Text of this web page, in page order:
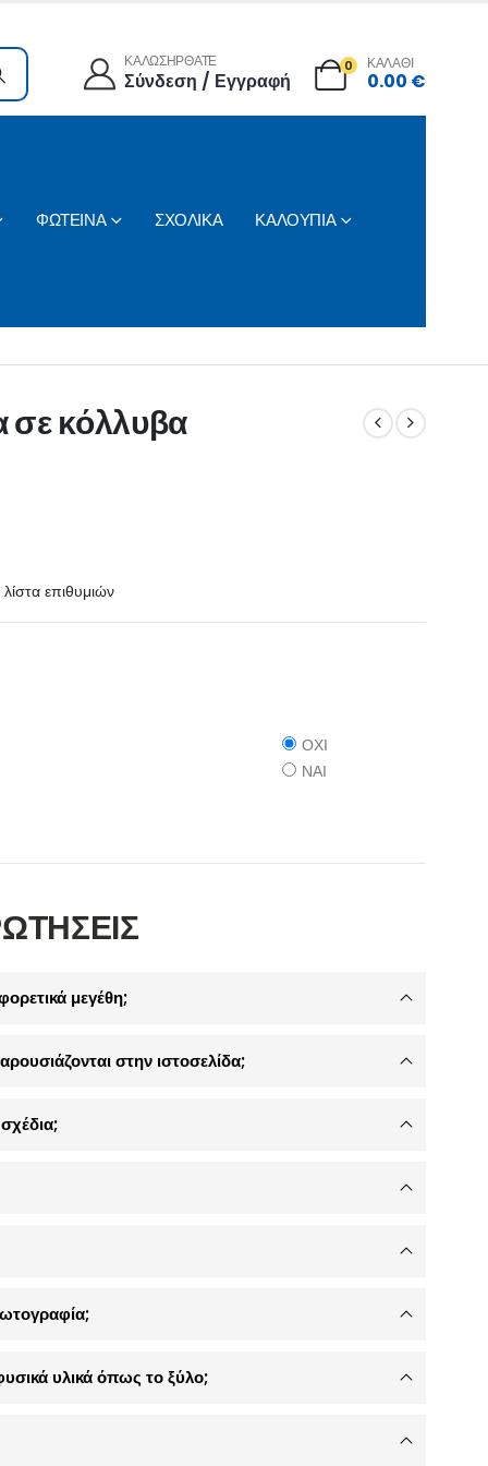
ΚΑΛΩΣΗΡΘΑΤΕ
Σύνδεση / Εγγραφή
0 ΚΑΛΑΘΙ
0.00 €
ΦΩΤΕΙΝΑ ΣΧΟΛΙΚΑ ΚΑΛΟΥΠΙΑ
σε κόλλυβα
επιθυμιών
ΟΧΙ
ΝΑΙ
μεγέθη;
στην ιστοσελίδα;
υλικά όπως το ξύλο;